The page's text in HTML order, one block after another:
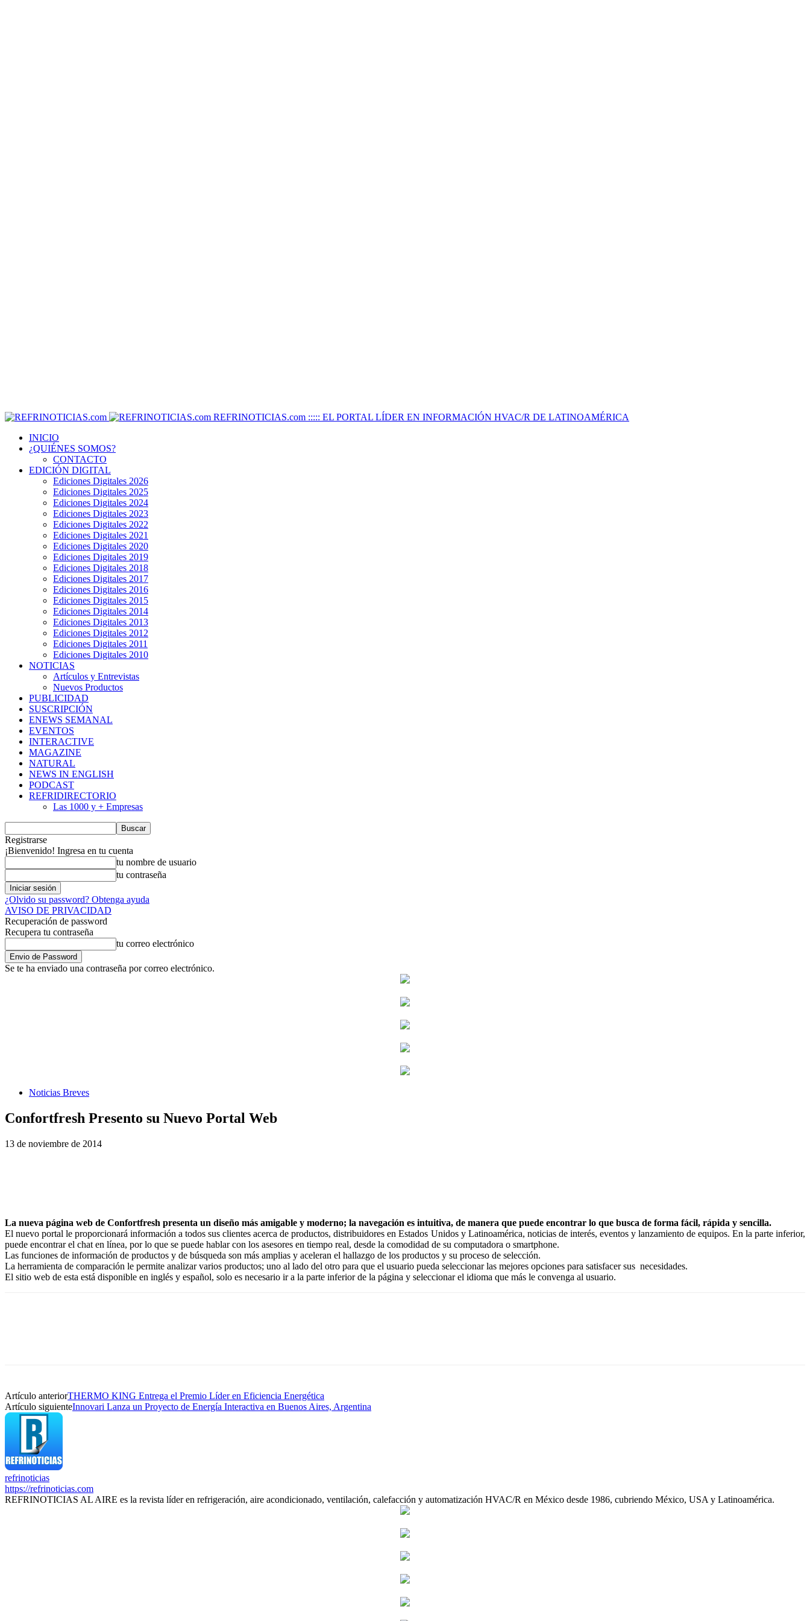
REFRINOTICIAS.com ::::: EL PORTAL LÍDER EN INFORMACIÓN HVAC/R DE LATINOAMÉRICA
INICIO
¿QUIÉNES SOMOS?
CONTACTO
EDICIÓN DIGITAL
Ediciones Digitales 2026
Ediciones Digitales 2025
Ediciones Digitales 2024
Ediciones Digitales 2023
Ediciones Digitales 2022
Ediciones Digitales 2021
Ediciones Digitales 2020
Ediciones Digitales 2019
Ediciones Digitales 2018
Ediciones Digitales 2017
Ediciones Digitales 2016
Ediciones Digitales 2015
Ediciones Digitales 2014
Ediciones Digitales 2013
Ediciones Digitales 2012
Ediciones Digitales 2011
Ediciones Digitales 2010
NOTICIAS
Artículos y Entrevistas
Nuevos Productos
PUBLICIDAD
SUSCRIPCIÓN
ENEWS SEMANAL
EVENTOS
INTERACTIVE
MAGAZINE
NATURAL
NEWS IN ENGLISH
PODCAST
REFRIDIRECTORIO
Las 1000 y + Empresas
Registrarse
¡Bienvenido! Ingresa en tu cuenta
tu nombre de usuario
tu contraseña
¿Olvido su password? Obtenga ayuda
AVISO DE PRIVACIDAD
Recuperación de password
Recupera tu contraseña
tu correo electrónico
Se te ha enviado una contraseña por correo electrónico.
Noticias Breves
Confortfresh Presento su Nuevo Portal Web
13 de noviembre de 2014
La nueva página web de Confortfresh presenta un diseño más amigable y moderno; la navegación es intuitiva, de manera que puede encontrar lo que busca de forma fácil, rápida y sencilla.
El nuevo portal le proporcionará información a todos sus clientes acerca de productos, distribuidores en Estados Unidos y Latinoamérica, noticias de interés, eventos y lanzamiento de equipos. En la parte inferior,
puede encontrar el chat en línea, por lo que se puede hablar con los asesores en tiempo real, desde la comodidad de su computadora o smartphone.
Las funciones de información de productos y de búsqueda son más amplias y aceleran el hallazgo de los productos y su proceso de selección.
La herramienta de comparación le permite analizar varios productos; uno al lado del otro para que el usuario pueda seleccionar las mejores opciones para satisfacer sus necesidades.
El sitio web de esta está disponible en inglés y español, solo es necesario ir a la parte inferior de la página y seleccionar el idioma que más le convenga al usuario.
Artículo anteriorTHERMO KING Entrega el Premio Líder en Eficiencia Energética
Artículo siguienteInnovari Lanza un Proyecto de Energía Interactiva en Buenos Aires, Argentina
refrinoticias
https://refrinoticias.com
REFRINOTICIAS AL AIRE es la revista líder en refrigeración, aire acondicionado, ventilación, calefacción y automatización HVAC/R en México desde 1986, cubriendo México, USA y Latinoamérica.